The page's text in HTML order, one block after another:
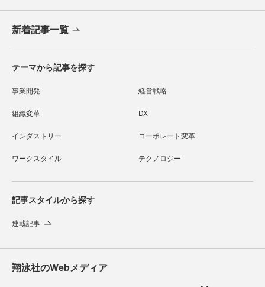
新着記事一覧
テーマから記事を探す
事業開発 経営戦略
組織変革 DX
インダストリー コーポレート変革
ワークスタイル テクノロジー
記事スタイルから探す
連載記事
翔泳社のWebメディア